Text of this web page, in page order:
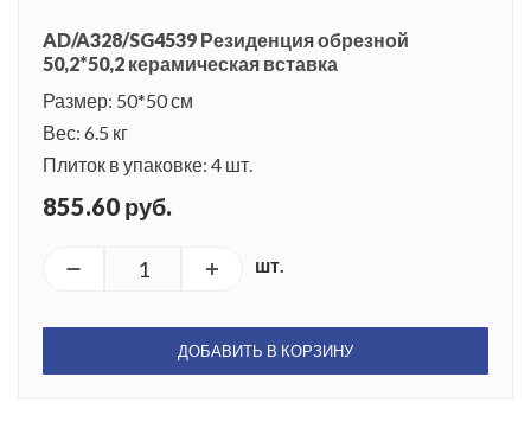
AD/A328/SG4539 Резиденция обрезной
50,2*50,2 керамическая вставка
Размер: 50*50 см
Вес: 6.5 кг
Плиток в упаковке: 4 шт.
855.60 руб.
шт.
ДОБАВИТЬ В КОРЗИНУ